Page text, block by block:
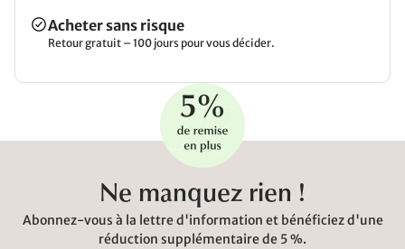
Acheter sans risque
Retour gratuit – 100 jours pour vous décider.
Ne manquez rien !
Abonnez-vous à la lettre d'information et bénéficiez d'une
réduction supplémentaire de 5 %.